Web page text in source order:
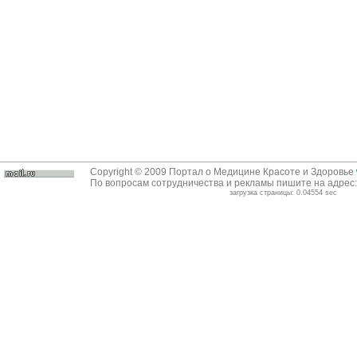
Copyright © 2009 Портал о Медицине Красоте и Здоровье
По вопросам сотрудничества и рекламы пишите на
загрузка страницы: 0.04554 sec